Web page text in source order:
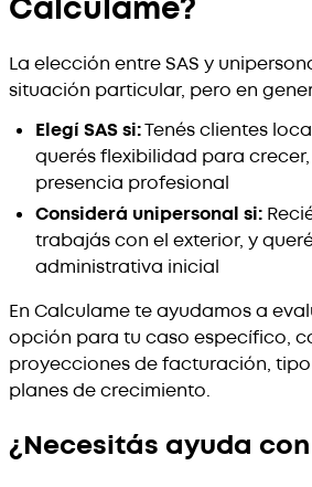
Calculame?
La elección entre SAS y
situación particular, pero en
Elegí SAS si:Tenés clientes
querés flexibilidad para
presencia profesional
Considerá unipersonal si:
trabajás con el exterior, y
administrativa inicial
En Calculame te ayudamos a
opción para tu caso específico,
proyecciones de facturación,
planes de crecimiento.
¿Necesitás ayuda